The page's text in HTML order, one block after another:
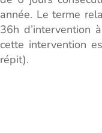
année. Le terme
36h d’intervention
cette intervention
répit).